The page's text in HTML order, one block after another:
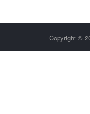
Copyright ©